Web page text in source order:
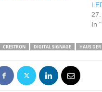
In
CRESTRON DIGITAL SIGNAGE HAUS